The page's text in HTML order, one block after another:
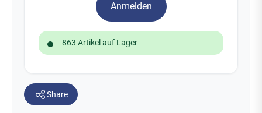
Anmelden
863 Artikel auf Lager
Share